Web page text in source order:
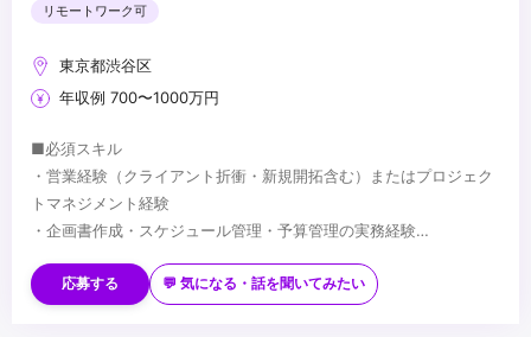
リモートワーク可
東京都渋谷区
年収例 700〜1000万円
■必須スキル
・営業経験（クライアント折衝・新規開拓含む）またはプロジェク
トマネジメント経験
・企画書作成・スケジュール管理・予算管理の実務経験
・アニメ・エンタメ業界への興味・知見
・広告・エンタメ・空間演出・展示関連業界での経験
応募する 💬 気になる・話を聞いてみたい